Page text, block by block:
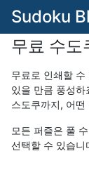
Sudoku
무료 수도
무료로 인쇄할
있을 만큼 풍성
스도쿠까지, 어
모든 퍼즐은 풀
선택할 수 있습니